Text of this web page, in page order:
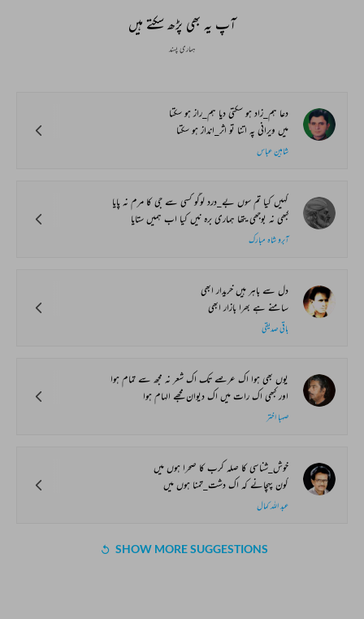
آپ یہ بھی پڑھ سکتے ہیں
ہماری پسند
دعا ہم_زاد ہو سکتی دیا ہم_راز ہو سکتا
میں ویرانی پہ اتنا تو اثر_انداز ہو سکتا
شاہین عباس
کہیں کیا تم سوں بے_درد لوگو کسی سے جی کا مرم نہ پایا
کبھی نہ بوجھی یتھا ہماری برہ نیں کیا اب ہمیں ستایا
آبرو شاہ مبارک
دل سے باہر ہیں خریدار ابھی
سامنے ہے بھرا بازار ابھی
باقی صدیقی
یوں بھی ہوا اک عرصے تک اک شعر نہ مجھ سے تمام ہوا
اور کبھی اک رات میں اک دیوان مجھے الہام ہوا
صہبا اختر
خوش_شناسی کا صلہ کرب کا صحرا ہوں میں
کون پہچانے کہ اک دشت_تمنا ہوں میں
عبد اللہ کمال
SHOW MORE SUGGESTIONS